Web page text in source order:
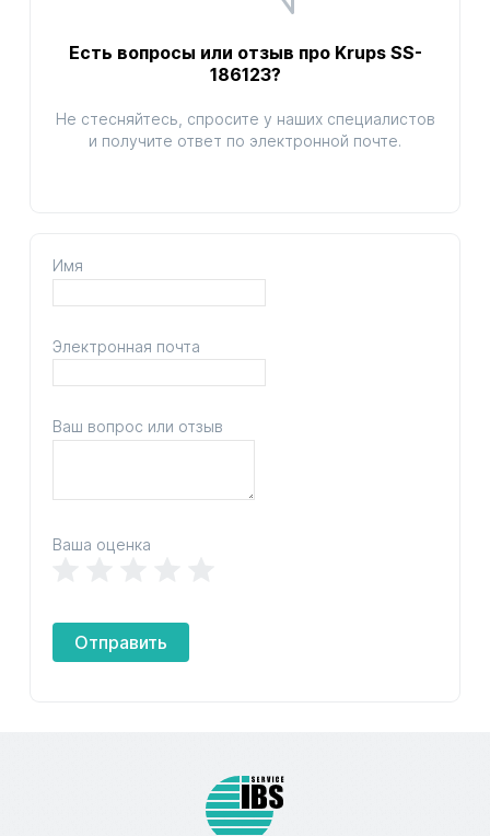
Есть вопросы или отзыв про Krups SS-
186123?
Не стесняйтесь, спросите у наших специалистов
и получите ответ по электронной почте.
Имя
Электронная почта
Ваш вопрос или отзыв
Ваша оценка
Отправить